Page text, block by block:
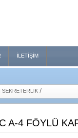
İLETIŞIM
SEKRETERLİK
A-4 FÖYLÜ